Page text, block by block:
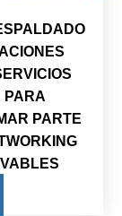
PARA
PARTE